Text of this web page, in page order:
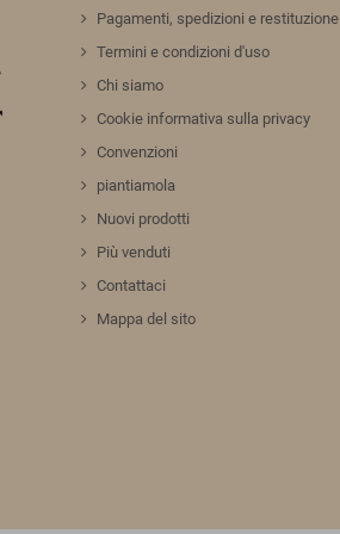
Pagamenti, spedizioni e restituzione
Termini e condizioni d'uso
Chi siamo
Cookie informativa sulla privacy
Convenzioni
piantiamola
Nuovi prodotti
Più venduti
Contattaci
Mappa del sito